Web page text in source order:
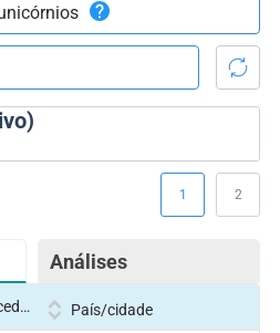
Análises
1 2
IP/fornecedor País/cidade